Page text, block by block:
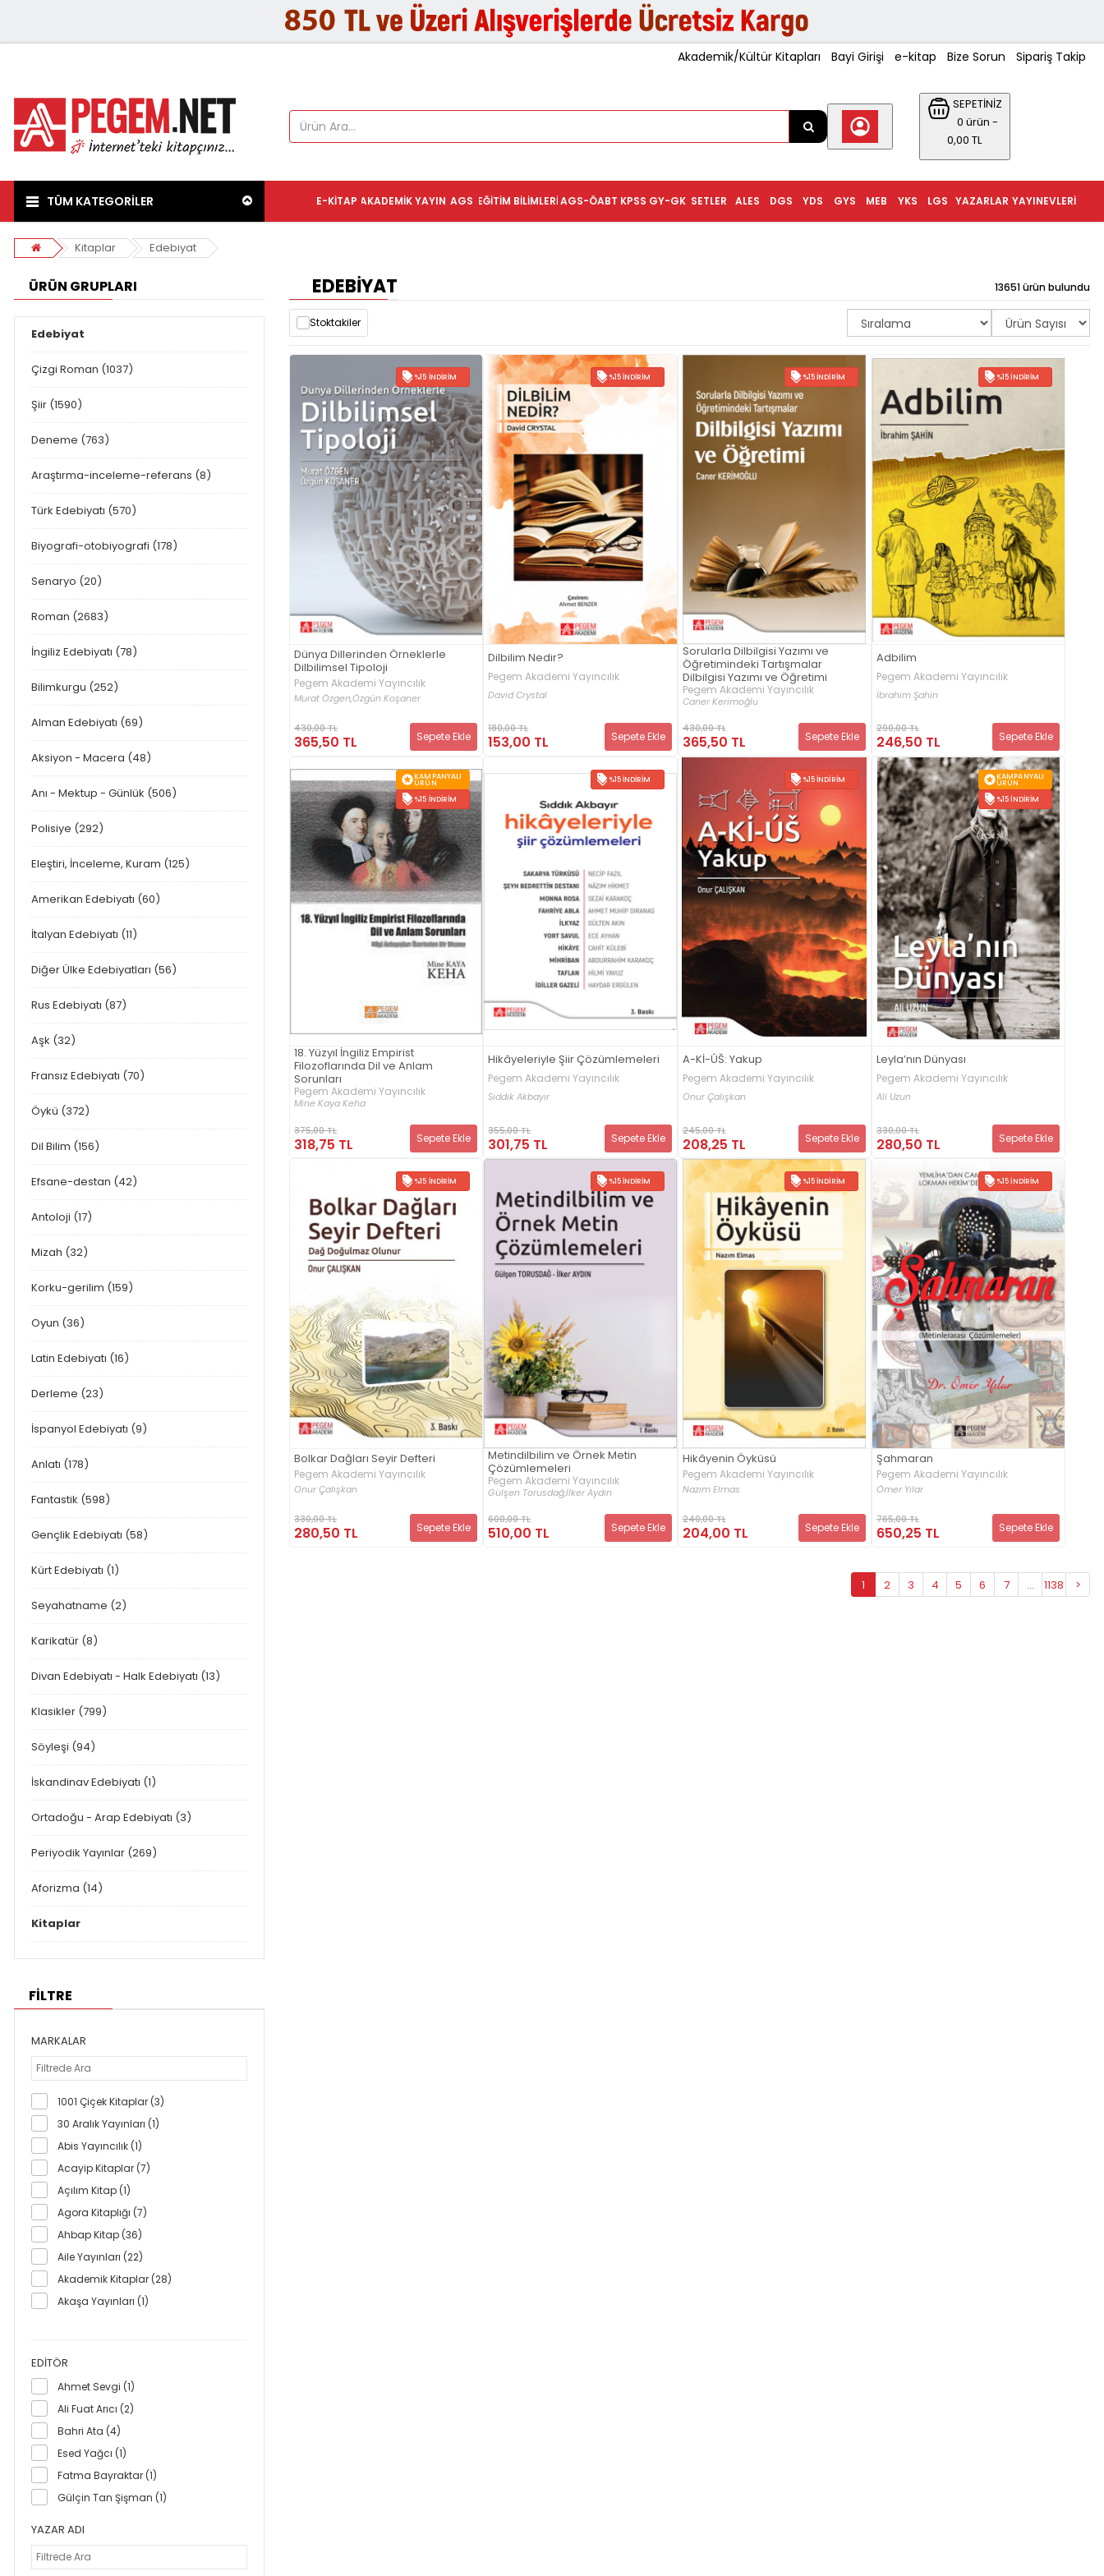
Akademik/Kültür Kitapları Bayi Girişi e-kitap Bize Sorun Sipariş Takip
SEPETİNİZ
0 ürün -
0,00 TL
TÜM KATEGORİLER YAYINEVLERI
YAZARLAR
LGS
YKS
MEB
GYS
YDS
DGS
ALES
SETLER
KPSS GY-GK
AGS-ÖABT
EĞITIM BILIMLERI
AGS
AKADEMIK YAYIN
E-KITAP
Kitaplar Edebiyat
ÜRÜN GRUPLARI
Edebiyat
Çizgi Roman (1037)
Şiir (1590)
Deneme (763)
Araştırma-inceleme-referans (8)
Türk Edebiyatı (570)
Biyografi-otobiyografi (178)
Senaryo (20)
Roman (2683)
İngiliz Edebiyatı (78)
Bilimkurgu (252)
Alman Edebiyatı (69)
Aksiyon - Macera (48)
Anı - Mektup - Günlük (506)
Polisiye (292)
Eleştiri, İnceleme, Kuram (125)
Amerikan Edebiyatı (60)
İtalyan Edebiyatı (11)
Diğer Ülke Edebiyatları (56)
Rus Edebiyatı (87)
Aşk (32)
Fransız Edebiyatı (70)
Öykü (372)
Dil Bilim (156)
Efsane-destan (42)
Antoloji (17)
Mizah (32)
Korku-gerilim (159)
Oyun (36)
Latin Edebiyatı (16)
Derleme (23)
İspanyol Edebiyatı (9)
Anlatı (178)
Fantastik (598)
Gençlik Edebiyatı (58)
Kürt Edebiyatı (1)
Seyahatname (2)
Karikatür (8)
Divan Edebiyatı - Halk Edebiyatı (13)
Klasikler (799)
Söyleşi (94)
İskandinav Edebiyatı (1)
Ortadoğu - Arap Edebiyatı (3)
Periyodik Yayınlar (269)
Aforizma (14)
Kitaplar
FİLTRE
MARKALAR
1001 Çiçek Kitaplar (3)
30 Aralık Yayınları (1)
Abis Yayıncılık (1)
Acayip Kitaplar (7)
Açılım Kitap (1)
Agora Kitaplığı (7)
Ahbap Kitap (36)
Aile Yayınları (22)
Akademik Kitaplar (28)
Akaşa Yayınları (1)
Akıllı Zebra (1)
Aktif Düşünce Yayıncılık (1)
Alakarga Sanat Yayınları (2)
Albaraka Yayınları (4)
Alfa Yayınları (958)
Alıç Yayınları (3)
Alkun Kitap (13)
Altıkırkbeş Yayınları (2)
Altın Anahtar Yayınları (1)
Altın Kitaplar (48)
EDITÖR
Ahmet Sevgi (1)
Ali Fuat Arıcı (2)
Bahri Ata (4)
Esed Yağcı (1)
Fatma Bayraktar (1)
Gülçin Tan Şişman (1)
YAZAR ADI
EDEBIYAT 13651 ürün bulundu
Stoktakiler
%15 İNDIRIM
Dünya Dillerinden Örneklerle
Dilbilimsel Tipoloji
Pegem Akademi Yayıncılık
Murat Özgen,Özgün Koşaner
430,00 TL
365,50 TL Sepete Ekle
%15 İNDIRIM
Dilbilim Nedir?
Pegem Akademi Yayıncılık
David Crystal
180,00 TL
153,00 TL Sepete Ekle
%15 İNDIRIM
Sorularla Dilbilgisi Yazımı ve
Öğretimindeki Tartışmalar
Dilbilgisi Yazımı ve Öğretimi
Pegem Akademi Yayıncılık
Caner Kerimoğlu
430,00 TL
365,50 TL Sepete Ekle
%15 İNDIRIM
Adbilim
Pegem Akademi Yayıncılık
İbrahim Şahin
290,00 TL
246,50 TL Sepete Ekle
KAMPANYALI
ÜRÜN
%15 İNDIRIM
18. Yüzyıl İngiliz Empirist
Filozoflarında Dil ve Anlam
Sorunları
Pegem Akademi Yayıncılık
Mine Kaya Keha
375,00 TL
318,75 TL Sepete Ekle
%15 İNDIRIM
Hikâyeleriyle Şiir Çözümlemeleri
Pegem Akademi Yayıncılık
Sıddık Akbayır
355,00 TL
301,75 TL Sepete Ekle
%15 İNDIRIM
A-Kİ-ÚŠ: Yakup
Pegem Akademi Yayıncılık
Onur Çalışkan
245,00 TL
208,25 TL Sepete Ekle
KAMPANYALI
ÜRÜN
%15 İNDIRIM
Leyla’nın Dünyası
Pegem Akademi Yayıncılık
Ali Uzun
330,00 TL
280,50 TL Sepete Ekle
%15 İNDIRIM
Bolkar Dağları Seyir Defteri
Pegem Akademi Yayıncılık
Onur Çalışkan
330,00 TL
280,50 TL Sepete Ekle
%15 İNDIRIM
Metindilbilim ve Örnek Metin
Çözümlemeleri
Pegem Akademi Yayıncılık
Gülşen Torusdağ,İlker Aydın
600,00 TL
510,00 TL Sepete Ekle
%15 İNDIRIM
Hikâyenin Öyküsü
Pegem Akademi Yayıncılık
Nazım Elmas
240,00 TL
204,00 TL Sepete Ekle
%15 İNDIRIM
Şahmaran
Pegem Akademi Yayıncılık
Ömer Yılar
765,00 TL
650,25 TL Sepete Ekle
1 2 3 4 5 6 7 ... 1138 >